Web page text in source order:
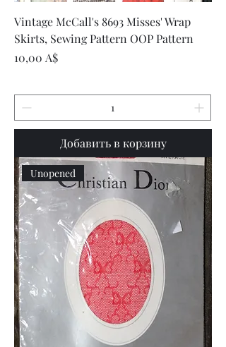
Vintage McCall's 8693 Misses' Wrap
Skirts, Sewing Pattern OOP Pattern
Цена
10,00 A$
Добавить в корзину
Unopened